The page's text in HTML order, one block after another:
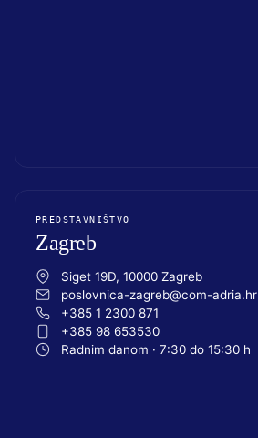
PREDSTAVNIŠTVO
Zagreb
Siget 19D, 10000 Zagreb
poslovnica-zagreb@com-adria.hr
+385 1 2300 871
+385 98 653530
Radnim danom · 7:30 do 15:30 h